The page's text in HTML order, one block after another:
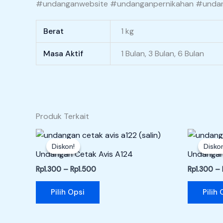
#undanganwebsite #undanganpernikahan
Berat 1 kg
Masa Aktif 1 Bulan, 3 Bulan, 6 Bulan
Produk Terkait
Diskon!
Diskon!
Undangan Cetak Avis A124
Rp1.300 – Rp1.500
Rentang
Rp1.300
hingga
Rp1.500
Pilih Opsi
Produk
memiliki
Rp1.300 –
Pilih